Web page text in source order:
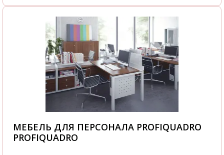
МЕБЕЛЬ ДЛЯ ПЕРСОНАЛА PROFIQUADRO
PROFIQUADRO